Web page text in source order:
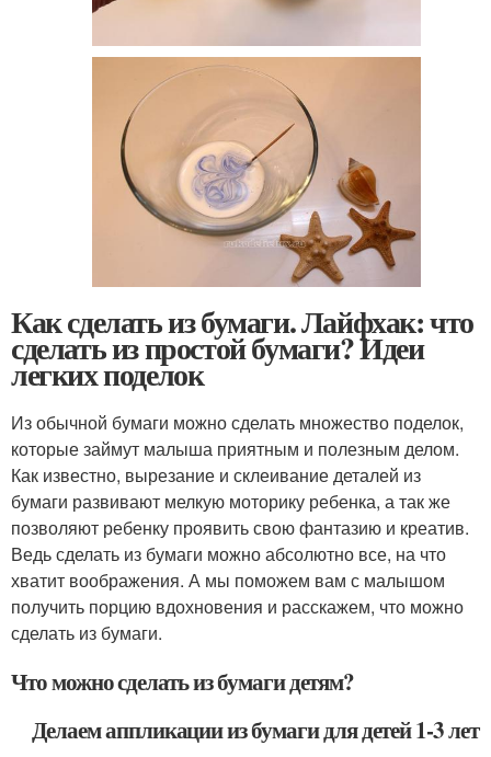
Как сделать из бумаги. Лайфхак: что
сделать из простой бумаги? Идеи
легких поделок
Из обычной бумаги можно сделать множество поделок,
которые займут малыша приятным и полезным делом.
Как известно, вырезание и склеивание деталей из
бумаги развивают мелкую моторику ребенка, а так же
позволяют ребенку проявить свою фантазию и креатив.
Ведь сделать из бумаги можно абсолютно все, на что
хватит воображения. А мы поможем вам с малышом
получить порцию вдохновения и расскажем, что можно
сделать из бумаги.
Что можно сделать из бумаги детям?
Делаем аппликации из бумаги для детей 1-3 лет